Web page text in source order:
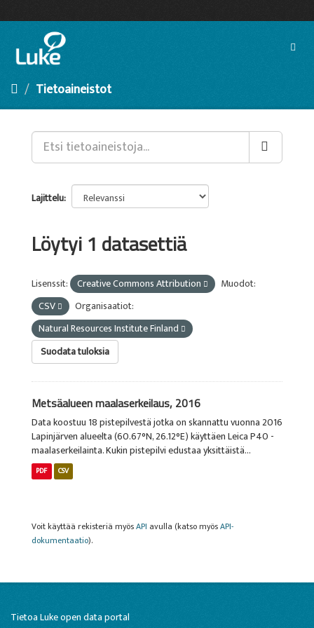
sisältöön
Tietoaineistot
Lajittelu
Löytyi 1 datasettiä
Lisenssit: Creative Commons Attribution
Muodot:
CSV
Organisaatiot:
Natural Resources Institute Finland
Suodata tuloksia
Metsäalueen maalaserkeilaus, 2016
Data koostuu 18 pistepilvestä jotka on skannattu vuonna 2016
Lapinjärven alueelta (60.67°N, 26.12°E) käyttäen Leica P40 -
maalaserkeilainta. Kukin pistepilvi edustaa yksittäistä...
PDF CSV
Voit käyttää rekisteriä myösAPI avulla (katso myösAPI-
dokumentaatio).
Tietoa Luke open data portal